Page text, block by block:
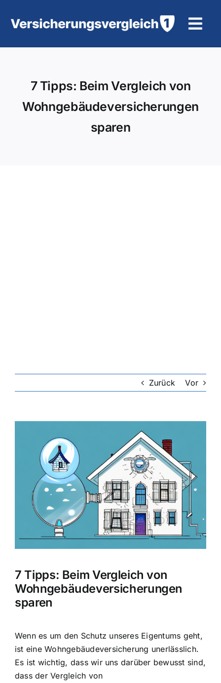
Inhalt
KFZ-Versicherung
Hausratversicherung
Berufsunfähigkeitsversicherung
Weitere Tarifvergleiche
Hilfe und Kontakt
7 Tipps: Beim Vergleich von
Wohngebäudeversicherungen
sparen
Zurück Vor
grösseres
7 Tipps: Beim Vergleich von
Wohngebäudeversicherungen
sparen
Wenn es um den Schutz unseres Eigentums geht,
ist eine Wohngebäudeversicherung unerlässlich.
Es ist wichtig, dass wir uns darüber bewusst sind,
dass der Vergleich von